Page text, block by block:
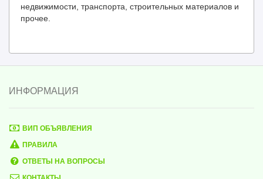
недвижимости, транспорта, строительных материалов и
прочее.
ИНФОРМАЦИЯ
ВИП ОБЪЯВЛЕНИЯ
ПРАВИЛА
ОТВЕТЫ НА ВОПРОСЫ